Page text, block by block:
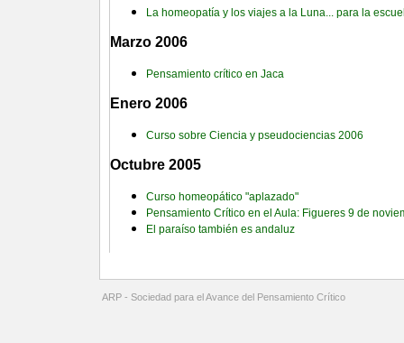
La homeopatía y los viajes a la Luna... para la
Marzo 2006
Pensamiento crítico en Jaca
Enero 2006
Curso sobre Ciencia y pseudociencias 2006
Octubre 2005
Curso homeopático "aplazado"
Pensamiento Crítico en el Aula: Figueres 9 de
El paraíso también es andaluz
ARP - Sociedad para el Avance del Pensamiento Crítico